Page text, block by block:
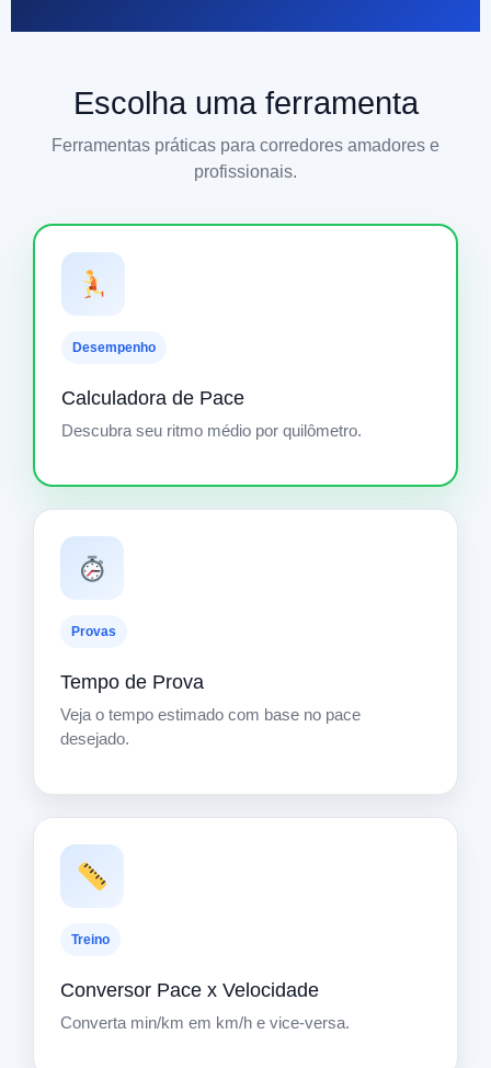
Escolha uma ferramenta
Ferramentas práticas para corredores amadores e
profissionais.
Desempenho
Calculadora de Pace
Descubra seu ritmo médio por quilômetro.
Provas
Tempo de Prova
Veja o tempo estimado com base no pace
desejado.
Treino
Conversor Pace x Velocidade
Converta min/km em km/h e vice-versa.